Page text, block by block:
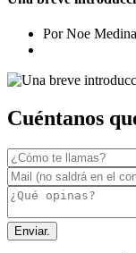
Por Noe Medina
Cuéntanos
Enviar.